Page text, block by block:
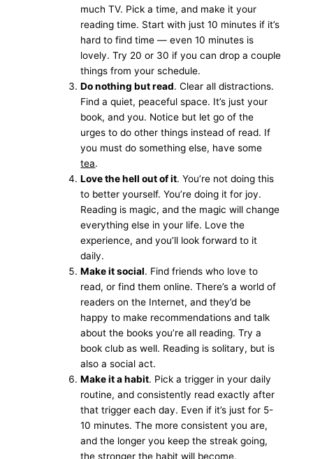
much TV. Pick a time, and make it your
reading time. Start with just 10 minutes if it’s
hard to find time — even 10 minutes is
lovely. Try 20 or 30 if you can drop a couple
things from your schedule.
Do nothing but read. Clear all distractions.
Find a quiet, peaceful space. It’s just your
book, and you. Notice but let go of the
urges to do other things instead of read. If
you must do something else, have some
tea.
Love the hell out of it. You’re not doing this
to better yourself. You’re doing it for joy.
Reading is magic, and the magic will change
everything else in your life. Love the
experience, and you’ll look forward to it
daily.
Make it social. Find friends who love to
read, or find them online. There’s a world of
readers on the Internet, and they’d be
happy to make recommendations and talk
about the books you’re all reading. Try a
book club as well. Reading is solitary, but is
also a social act.
Make it a habit. Pick a trigger in your daily
routine, and consistently read exactly after
that trigger each day. Even if it’s just for 5-
10 minutes. The more consistent you are,
and the longer you keep the streak going,
the stronger the habit will become.